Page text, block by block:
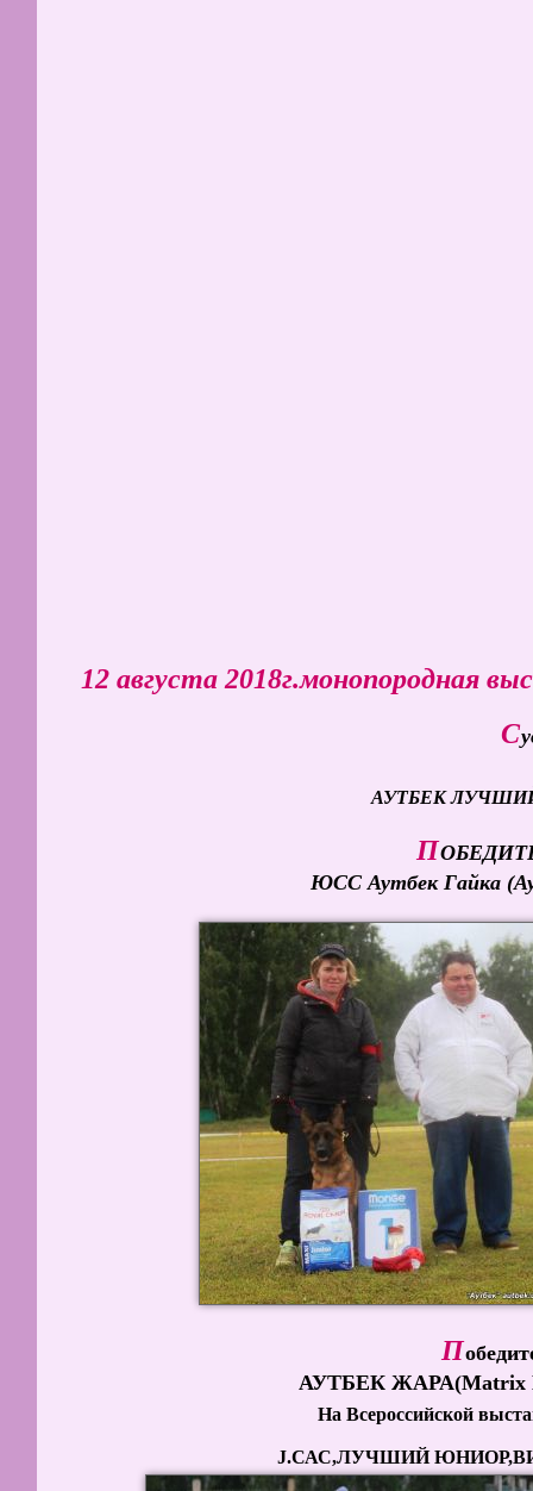
12 августа 2018г.монопородная
С
АУТБЕК
П
ЮСС Аутбек Гайка
П
АУТБЕК ЖАРА(Matrix
На Всероссийской
J.САС,ЛУЧШИЙ